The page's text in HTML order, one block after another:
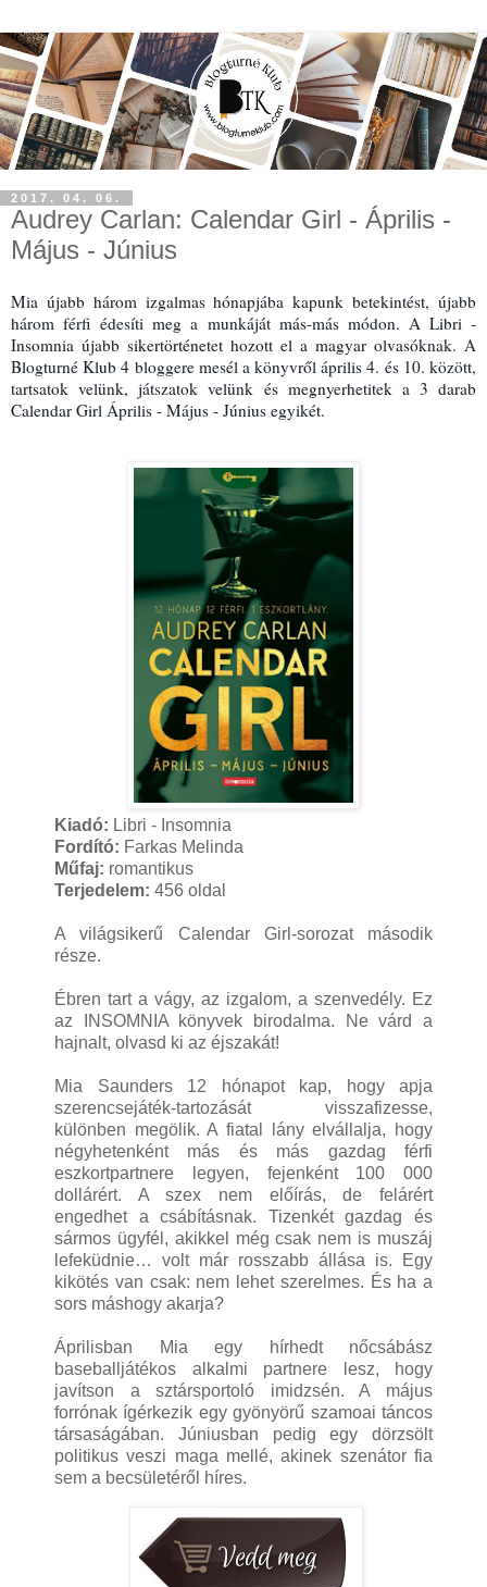
2017. 04. 06.
Audrey Carlan: Calendar Girl - Április -
Május - Június
Mia újabb három izgalmas hónapjába kapunk betekintést, újabb
három férfi édesíti meg a munkáját más-más módon. A Libri -
Insomnia újabb sikertörténetet hozott el a magyar olvasóknak. A
Blogturné Klub 4 bloggere mesél a könyvről április 4. és 10. között,
tartsatok velünk, játszatok velünk és megnyerhetitek a 3 darab
Calendar Girl Április - Május - Június egyikét.
Kiadó: Libri - Insomnia
Fordító: Farkas Melinda
Műfaj: romantikus
Terjedelem: 456 oldal
A világsikerű Calendar Girl-sorozat második
része.
Ébren tart a vágy, az izgalom, a szenvedély. Ez
az INSOMNIA könyvek birodalma. Ne várd a
hajnalt, olvasd ki az éjszakát!
Mia Saunders 12 hónapot kap, hogy apja
szerencsejáték-tartozását visszafizesse,
különben megölik. A fiatal lány elvállalja, hogy
négyhetenként más és más gazdag férfi
eszkortpartnere legyen, fejenként 100 000
dollárért. A szex nem előírás, de felárért
engedhet a csábításnak. Tizenkét gazdag és
sármos ügyfél, akikkel még csak nem is muszáj
lefeküdnie… volt már rosszabb állása is. Egy
kikötés van csak: nem lehet szerelmes. És ha a
sors máshogy akarja?
Áprilisban Mia egy hírhedt nőcsábász
baseballjátékos alkalmi partnere lesz, hogy
javítson a sztársportoló imidzsén. A május
forrónak ígérkezik egy gyönyörű szamoai táncos
társaságában. Júniusban pedig egy dörzsölt
politikus veszi maga mellé, akinek szenátor fia
sem a becsületéről híres.